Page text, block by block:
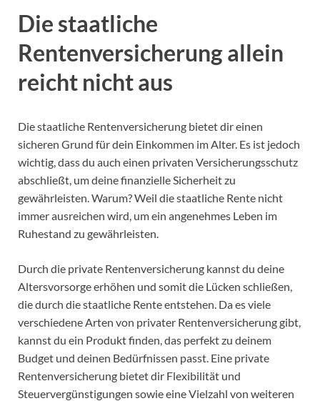
Die staatliche
Rentenversicherung allein
reicht nicht aus
Die staatliche Rentenversicherung bietet dir einen
sicheren Grund für dein Einkommen im Alter. Es ist jedoch
wichtig, dass du auch einen privaten Versicherungsschutz
abschließt, um deine finanzielle Sicherheit zu
gewährleisten. Warum? Weil die staatliche Rente nicht
immer ausreichen wird, um ein angenehmes Leben im
Ruhestand zu gewährleisten.
Durch die private Rentenversicherung kannst du deine
Altersvorsorge erhöhen und somit die Lücken schließen,
die durch die staatliche Rente entstehen. Da es viele
verschiedene Arten von privater Rentenversicherung gibt,
kannst du ein Produkt finden, das perfekt zu deinem
Budget und deinen Bedürfnissen passt. Eine private
Rentenversicherung bietet dir Flexibilität und
Steuervergünstigungen sowie eine Vielzahl von weiteren